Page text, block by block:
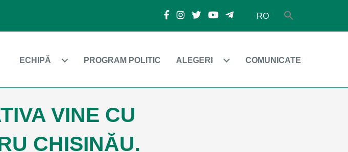
RO
ECHIPĂ PROGRAM POLITIC ALEGERI COMUNICATE
VINE CU
CHIȘINĂU.